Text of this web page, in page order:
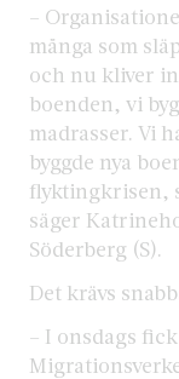
–
många som
och nu kliver
boenden, vi
madrasser. Vi
byggde nya
flyktingkrisen,
säger
Söderberg (S).
Det krävs
– I onsdags